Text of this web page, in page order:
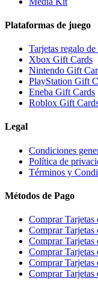
Plataformas de juego
Tarjetas regalo de
Xbox Gift Cards
Nintendo Gift
PlayStation Gift
Eneba Gift Cards
Roblox Gift
Legal
Condiciones
Política de
Términos y
Métodos de Pago
Comprar Tarjetas
Comprar
Comprar Tarjetas
Comprar
Comprar
Comprar